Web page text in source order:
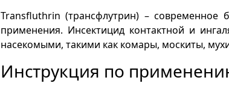
Transfluthrin (трансфлутрин) –
применения. Инсектицид контактной и
насекомыми, такими как комары, москиты,
Инструкция по